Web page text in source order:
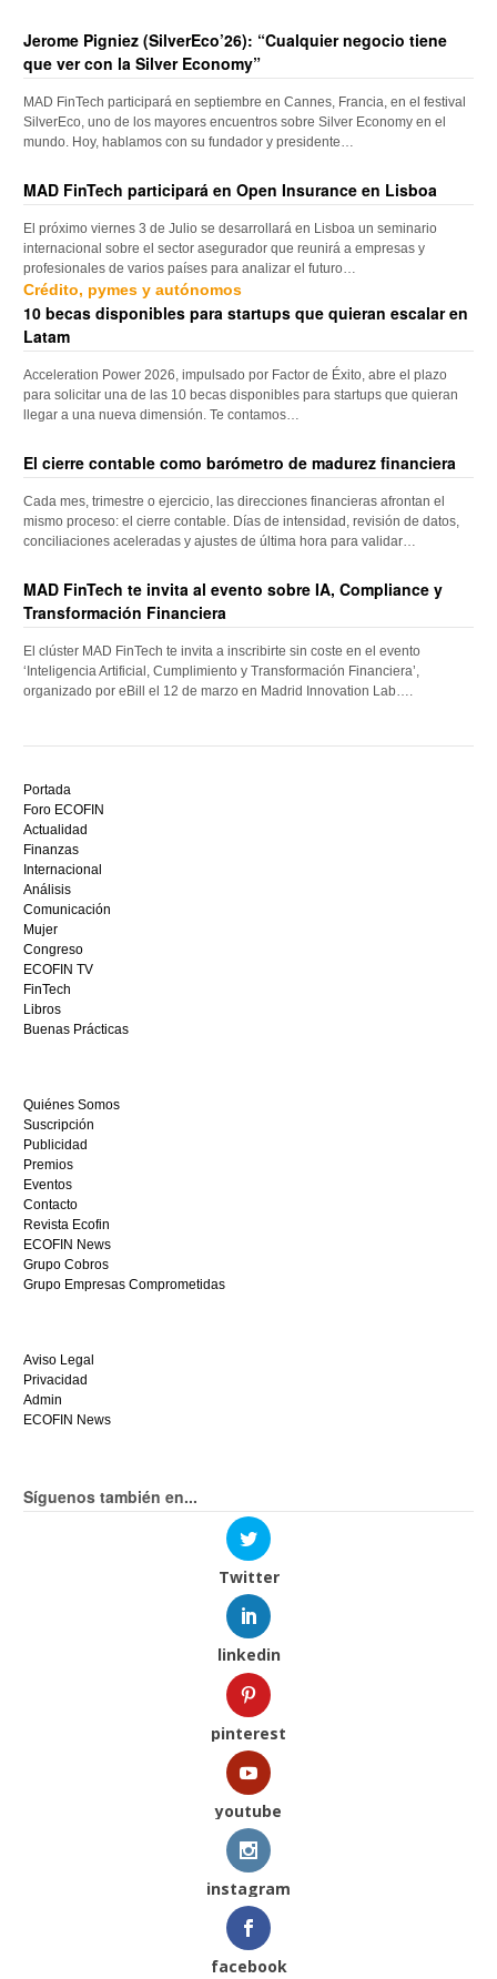
Jerome Pigniez (SilverEco’26): “Cualquier negocio tiene
que ver con la Silver Economy”
MAD FinTech participará en septiembre en Cannes, Francia, en el festival
SilverEco, uno de los mayores encuentros sobre Silver Economy en el
mundo. Hoy, hablamos con su fundador y presidente…
MAD FinTech participará en Open Insurance en Lisboa
El próximo viernes 3 de Julio se desarrollará en Lisboa un seminario
internacional sobre el sector asegurador que reunirá a empresas y
profesionales de varios países para analizar el futuro…
Crédito, pymes y autónomos
10 becas disponibles para startups que quieran escalar en
Latam
Acceleration Power 2026, impulsado por Factor de Éxito, abre el plazo
para solicitar una de las 10 becas disponibles para startups que quieran
llegar a una nueva dimensión. Te contamos…
El cierre contable como barómetro de madurez financiera
Cada mes, trimestre o ejercicio, las direcciones financieras afrontan el
mismo proceso: el cierre contable. Días de intensidad, revisión de datos,
conciliaciones aceleradas y ajustes de última hora para validar…
MAD FinTech te invita al evento sobre IA, Compliance y
Transformación Financiera
El clúster MAD FinTech te invita a inscribirte sin coste en el evento
‘Inteligencia Artificial, Cumplimiento y Transformación Financiera’,
organizado por eBill el 12 de marzo en Madrid Innovation Lab….
mejor
bono
sin
depósito
casino
en
España,
visita
este
sitio
restaurantedonmauro.es
y
ganar
hoy
mismo.
Portada
Foro ECOFIN
Actualidad
Finanzas
Internacional
Análisis
Comunicación
Mujer
Congreso
ECOFIN TV
FinTech
Libros
Buenas Prácticas
Quiénes Somos
Suscripción
Publicidad
Premios
Eventos
Contacto
Revista Ecofin
ECOFIN News
Grupo Cobros
Grupo Empresas Comprometidas
Aviso Legal
Privacidad
Admin
ECOFIN News
Síguenos también en...
Twitter
linkedin
pinterest
youtube
instagram
facebook